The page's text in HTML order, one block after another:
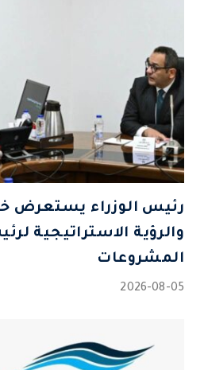
رئيس الوزراء يستعرض
والرؤية الاستراتيجية
المشروعات
2026-08-05